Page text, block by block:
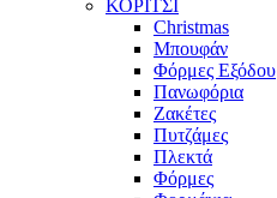
ΚΟΡΙΤΣΙ
Christmas
Μπουφάν
Φόρμες Εξόδου
Πανωφόρια
Ζακέτες
Πυτζάμες
Πλεκτά
Φόρμες